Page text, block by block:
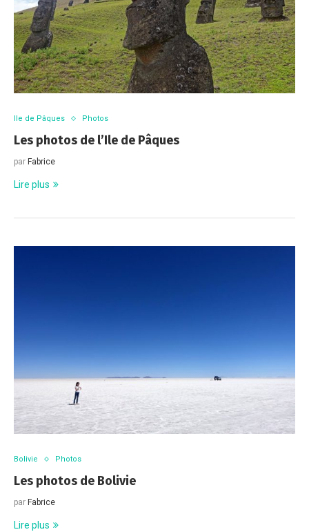
Ile de Pâques Photos
Les photos de l’Ile de Pâques
par Fabrice
Lire plus
Bolivie Photos
Les photos de Bolivie
par Fabrice
Lire plus